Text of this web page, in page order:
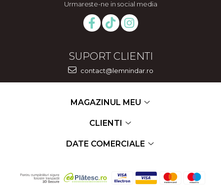
Urmareste-ne in social media
SUPORT CLIENTI
contact@lemnindar.ro
MAGAZINUL MEU
CLIENTI
DATE COMERCIALE